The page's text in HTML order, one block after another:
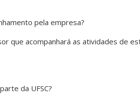
pela empresa?
que acompanhará as atividades de
da UFSC?